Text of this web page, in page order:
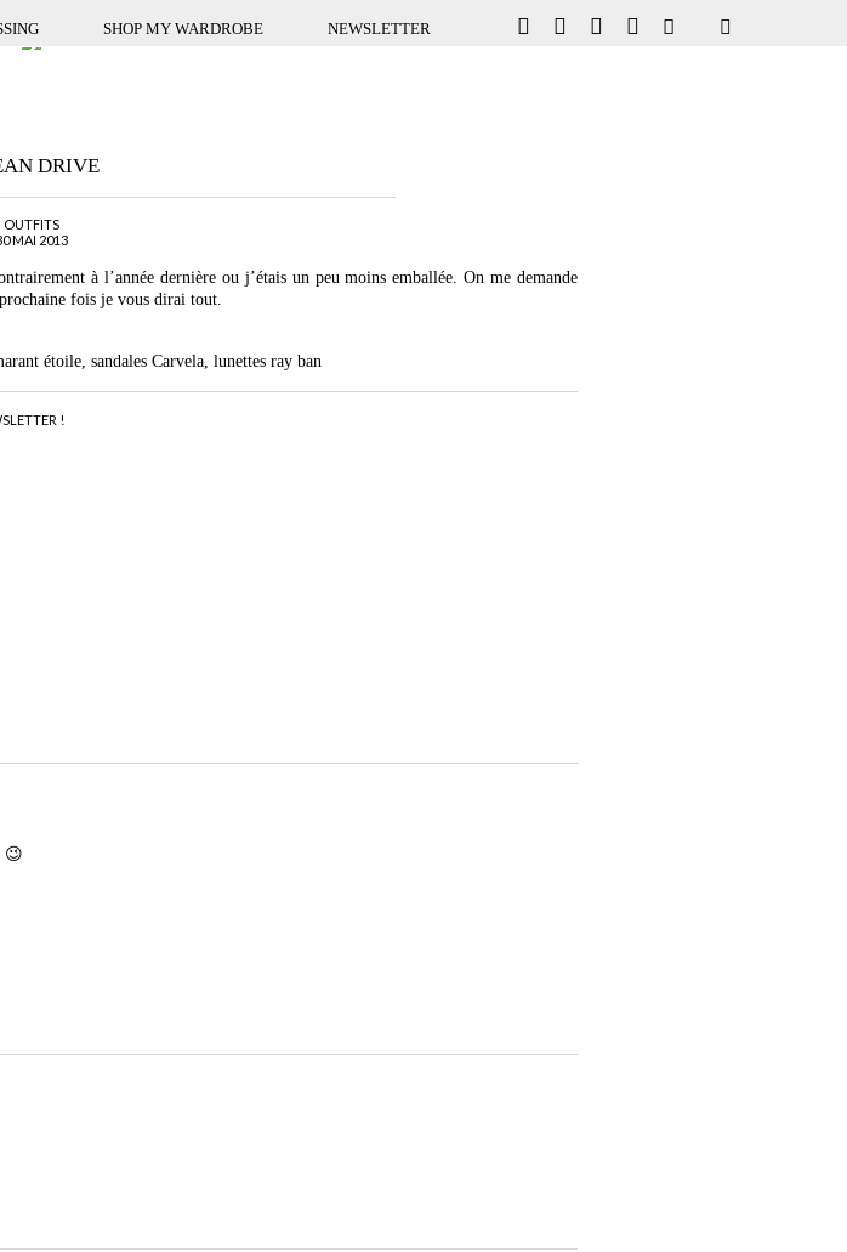
SHOP MY WARDROBE NEWSLETTER
DRIVE
OUTFITS
MAI 2013
à l’année dernière ou j’étais un peu moins emballée. On me demande
fois je vous dirai tout.
étoile, sandales Carvela, lunettes ray ban
!
😉